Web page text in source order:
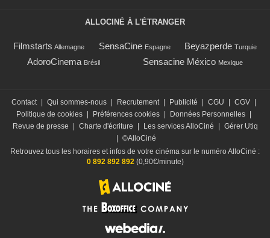
ALLOCINÉ À L'ÉTRANGER
Filmstarts Allemagne SensaCine Espagne Beyazperde Turquie
AdoroCinema Brésil Sensacine México Mexique
Contact Qui sommes-nous Recrutement Publicité CGU CGV
Politique de cookies
Préférences cookies Données Personnelles
Revue de presse
Charte d'écriture Les services AlloCiné
Gérer Utiq
©AlloCiné
Retrouvez tous les horaires et infos de votre cinéma sur le numéro AlloCiné :
0 892 892 892(0,90€/minute)